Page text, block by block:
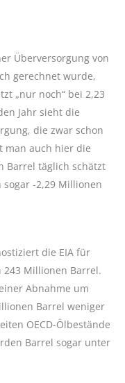
Überversorgung von
gerechnet wurde,
„nur noch“ bei 2,23
Jahr sieht die
die zwar schon
man auch hier die
Barrel täglich schätzt
-2,29 Millionen
die EIA für
243 Millionen Barrel.
Abnahme um
Barrel weniger
OECD-Ölbestände
Barrel sogar unter